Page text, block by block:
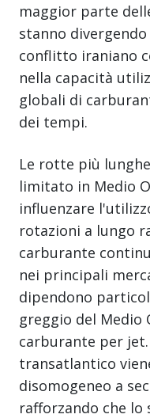
maggior parte
stanno
conflitto iraniano
nella capacità
globali di
dei tempi.
Le rotte più
limitato in Medio
influenzare
rotazioni a lungo
carburante
nei principali
dipendono
greggio del
carburante per
transatlantico
disomogeneo a
rafforzando che